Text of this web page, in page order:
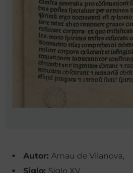
Autor: Arnau de Vilanova,
Siglo: Siglo XV